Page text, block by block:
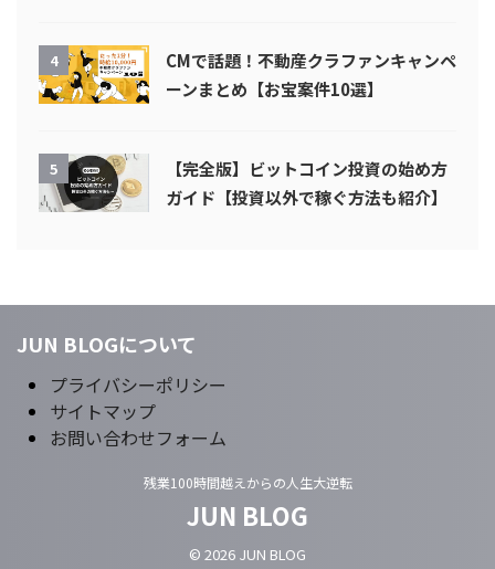
4
CMで話題！不動産クラファンキャンペ
ーンまとめ【お宝案件10選】
5
【完全版】ビットコイン投資の始め方
ガイド【投資以外で稼ぐ方法も紹介】
JUN BLOGについて
プライバシーポリシー
サイトマップ
お問い合わせフォーム
残業100時間越えからの人生大逆転
JUN BLOG
© 2026 JUN BLOG